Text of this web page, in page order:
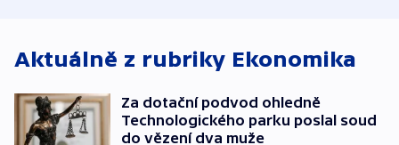
Aktuálně z rubriky Ekonomika
Za dotační podvod ohledně
Technologického parku poslal soud
do vězení dva muže